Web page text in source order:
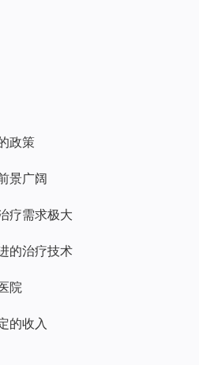
政策
景广阔
疗需求极大
的治疗技术
院
的收入